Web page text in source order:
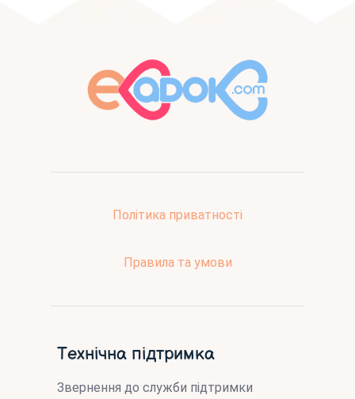
Політика приватності
Правила та умови
Технічна підтримка
Звернення до служби підтримки